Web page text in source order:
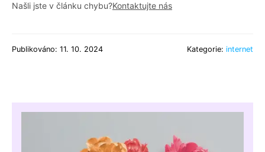
Našli jste v článku chybu?Kontaktujte nás
Publikováno: 11. 10. 2024 Kategorie: internet